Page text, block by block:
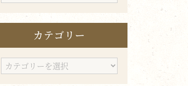
カ
ブ
カテゴリー
カ